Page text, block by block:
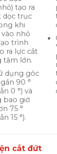
tạo ra
dọc trục
khi
nhỏ
trình
ra lực cắt
tâm lớn.
dụng góc
90 °
0 °) và
bao giờ
75 °
15 °).
cắt đứt